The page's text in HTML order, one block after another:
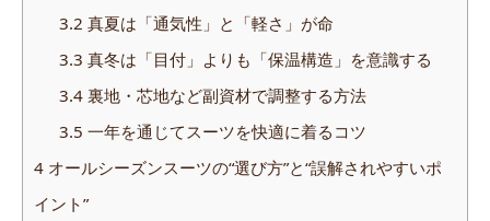
3.2 真夏は「通気性」と「軽さ」が命
3.3 真冬は「目付」よりも「保温構造」を意識する
3.4裏地・芯地など副資材で調整する方法
3.5 一年を通じてスーツを快適に着るコツ
4 オールシーズンスーツの“選び方”と“誤解されやすいポ
イント”